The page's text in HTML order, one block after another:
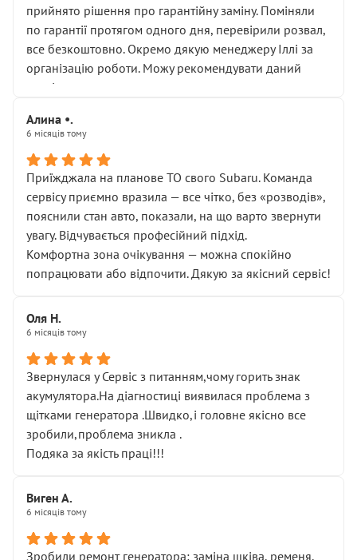
прийнято рішення про гарантійну заміну. Поміняли
по гарантії протягом одного дня, перевірили розвал,
все безкоштовно. Окремо дякую менеджеру Іллі за
організацію роботи. Можу рекомендувати даний
сервіс.
Алина •.
6 місяців тому
Приїжджала на планове ТО свого Subaru. Команда
сервісу приємно вразила — все чітко, без «розводів»,
пояснили стан авто, показали, на що варто звернути
увагу. Відчувається професійний підхід.
Комфортна зона очікування — можна спокійно
попрацювати або відпочити. Дякую за якісний сервіс!
Оля Н.
6 місяців тому
Звернулася у Сервіс з питанням,чому горить знак
акумулятора.На діагностиці виявилася проблема з
щітками генератора .Швидко,і головне якісно все
зробили,проблема зникла .
Подяка за якість праці!!!
Виген А.
6 місяців тому
Зробили ремонт генератора: заміна шківа, ременя,